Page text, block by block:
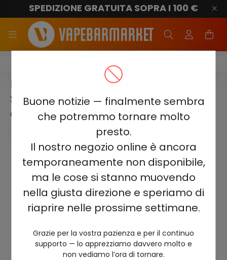
Buone notizie — finalmente sembra
che potremmo tornare molto
presto.
Il nostro negozio online è ancora
temporaneamente non disponibile,
ma le cose si stanno muovendo
nella giusta direzione e speriamo di
riaprire nelle prossime settimane.
Grazie per la vostra pazienza e per il continuo
supporto — lo apprezziamo davvero molto e
non vediamo l’ora di tornare.
SPEDIZIONE GRATUITA SOPRA I 100 €
Fumot RandM Tornado E-Liquid
FUMOT RANDM TORNADO -
STRAWBERRY RASPBERRY
CHERRY ICE 20MG NIC SALT E-